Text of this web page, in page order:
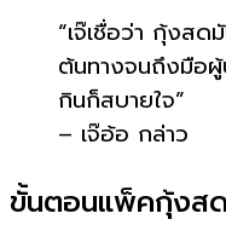
“เจ๊เชื่อว่า กุ้งส
ต้นทางจนถึงมือ
กินก็สบายใจ”
– เจ๊อ้อ กล่าว
ขั้นตอนแพ็คกุ้งสด